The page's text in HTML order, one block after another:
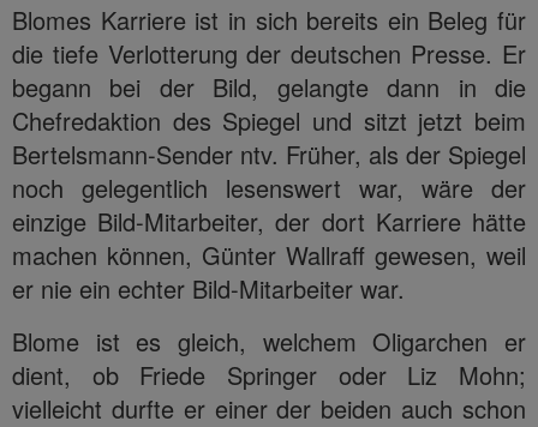
Blomes Karriere ist in sich bereits ein Beleg für
die tiefe Verlotterung der deutschen Presse. Er
begann bei der Bild, gelangte dann in die
Chefredaktion des Spiegel und sitzt jetzt beim
Bertelsmann-Sender ntv. Früher, als der Spiegel
noch gelegentlich lesenswert war, wäre der
einzige Bild-Mitarbeiter, der dort Karriere hätte
machen können, Günter Wallraff gewesen, weil
er nie ein echter Bild-Mitarbeiter war.
Blome ist es gleich, welchem Oligarchen er
dient, ob Friede Springer oder Liz Mohn;
vielleicht durfte er einer der beiden auch schon